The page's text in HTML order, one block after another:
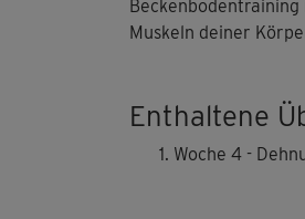
Muskeln deiner
Enthaltene
Woche 4 -